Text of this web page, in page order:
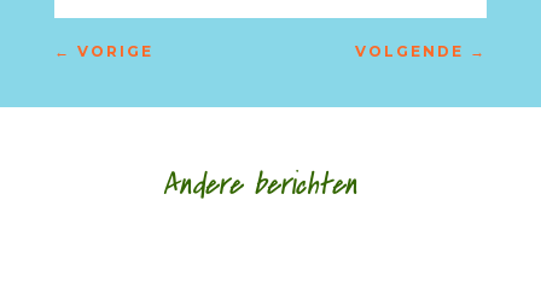
← VORIGE VOLGENDE →
Andere berichten